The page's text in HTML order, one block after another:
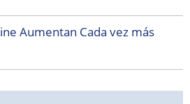
Aumentan Cada vez más